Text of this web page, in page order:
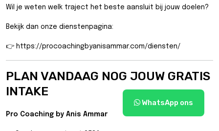
Wil je weten welk traject het beste aansluit bij jouw doelen?
Bekijk dan onze dienstenpagina:
👉 https://procoachingbyanisammar.com/diensten/
PLAN VANDAAG NOG JOUW GRATIS
INTAKE
Pro Coaching by Anis Ammar
WhatsApp ons